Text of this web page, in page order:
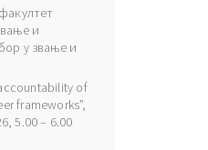
и
у звање и
of
frameworks”,
5.00 – 6.00